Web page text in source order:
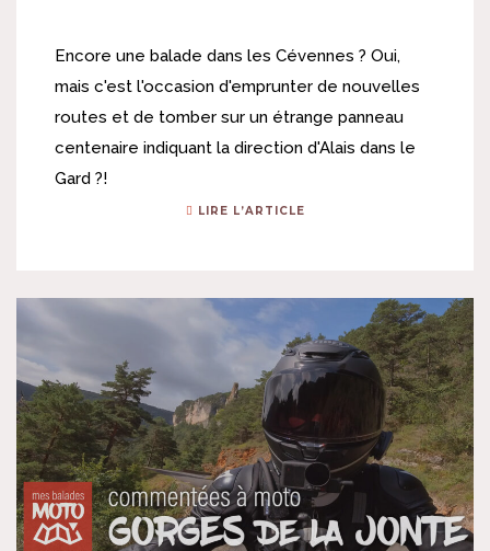
Encore une balade dans les Cévennes ? Oui,
mais c'est l'occasion d'emprunter de nouvelles
routes et de tomber sur un étrange panneau
centenaire indiquant la direction d'Alais dans le
Gard ?!
LIRE L’ARTICLE